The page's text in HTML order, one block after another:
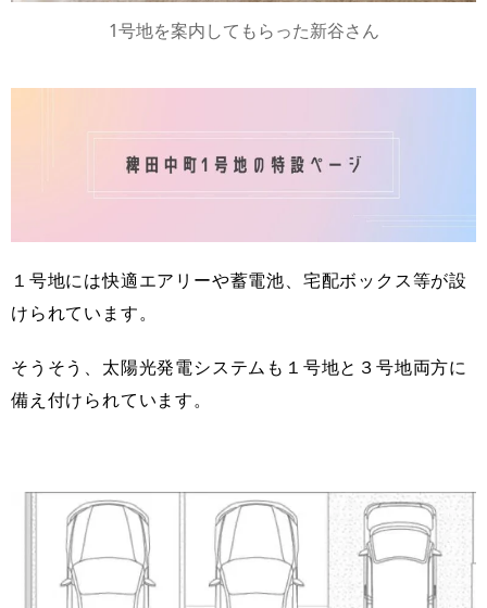
1号地を案内してもらった新谷さん
１号地には快適エアリーや蓄電池、宅配ボックス等が設
けられています。
そうそう、太陽光発電システムも１号地と３号地両方に
備え付けられています。